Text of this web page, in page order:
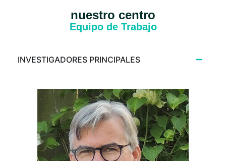
nuestro centro
Equipo de Trabajo
INVESTIGADORES PRINCIPALES